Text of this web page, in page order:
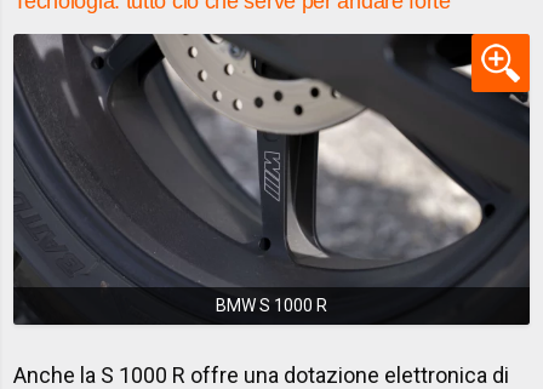
BMW S 1000 R
Anche la S 1000 R offre una dotazione elettronica di